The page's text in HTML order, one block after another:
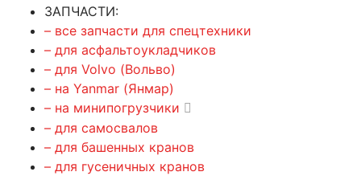
ЗАПЧАСТИ:
– все запчасти для спецтехники
– для асфальтоукладчиков
– для Volvo (Вольво)
– на Yanmar (Янмар)
– на минипогрузчики
– для самосвалов
– для башенных кранов
– для гусеничных кранов